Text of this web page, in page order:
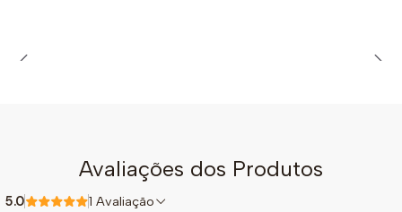
Avaliações dos Produtos
5.0 1 Avaliação